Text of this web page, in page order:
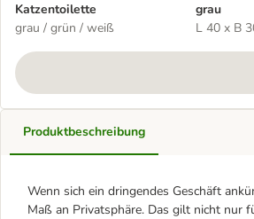
Katzentoilette
grau / grün / weiß
grau
L 40 x B
Produktbeschreibung
Wenn sich ein dringendes Geschäft
Maß an Privatsphäre. Das gilt nicht nur